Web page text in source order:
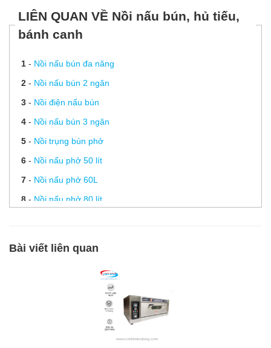
LIÊN QUAN VỀ Nồi nấu bún, hủ tiếu,
bánh canh
1- Nồi nấu bún đa năng
2- Nồi nấu bún 2 ngăn
3- Nồi điện nấu bún
4- Nồi nấu bún 3 ngăn
5- Nồi trụng bún phở
6- Nồi nấu phở 50 lít
7- Nồi nấu phở 60L
8- Nồi nấu phở 80 lít
Thay thế linh kiện nồi bún Viễn Đông cực nhanh
Giá nồi nấu hủ tiếu điện Viễn Đông cập nhật mới nhất
Bài viết liên quan